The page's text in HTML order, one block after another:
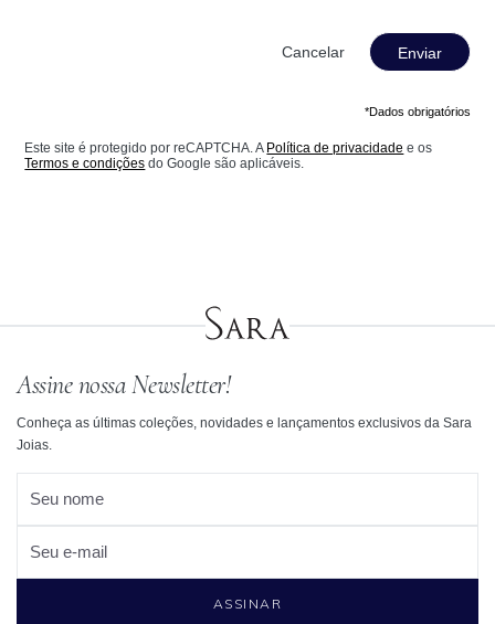
Enviar
*Dados obrigatórios
Este site é protegido por reCAPTCHA. A Política de privacidade e os
Termos e condições do Google são aplicáveis.
Assine nossa Newsletter!
Conheça as últimas coleções, novidades e lançamentos exclusivos da Sara
Joias.
Seu nome
Seu e-mail
ASSINAR